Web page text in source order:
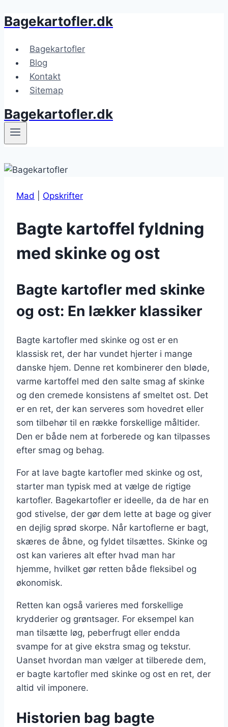
Fortsæt
indhold
Bagekartofler.dk
Bagekartofler
Blog
Kontakt
Sitemap
Bagekartofler.dk
Mad Opskrifter
Bagte kartoffel fyldning
med skinke og ost
Bagte kartofler med skinke
og ost: En lækker klassiker
Bagte kartofler med skinke og ost er en
klassisk ret, der har vundet hjerter i mange
danske hjem. Denne ret kombinerer den bløde,
varme kartoffel med den salte smag af skinke
og den cremede konsistens af smeltet ost. Det
er en ret, der kan serveres som hovedret eller
som tilbehør til en række forskellige måltider.
Den er både nem at forberede og kan tilpasses
efter smag og behag.
For at lave bagte kartofler med skinke og ost,
starter man typisk med at vælge de rigtige
kartofler. Bagekartofler er ideelle, da de har en
god stivelse, der gør dem lette at bage og giver
en dejlig sprød skorpe. Når kartoflerne er bagt,
skæres de åbne, og fyldet tilsættes. Skinke og
ost kan varieres alt efter hvad man har
hjemme, hvilket gør retten både fleksibel og
økonomisk.
Retten kan også varieres med forskellige
krydderier og grøntsager. For eksempel kan
man tilsætte løg, peberfrugt eller endda
svampe for at give ekstra smag og tekstur.
Uanset hvordan man vælger at tilberede dem,
er bagte kartofler med skinke og ost en ret, der
altid vil imponere.
Historien bag bagte